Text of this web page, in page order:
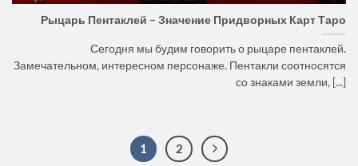
Рыцарь Пентаклей – Значение Придворных Карт Таро
Сегодня мы будим говорить о рыцаре пентаклей.
Замечательном, интересном персонаже. Пентакли соотносятся
со знаками земли, [...]
1 2